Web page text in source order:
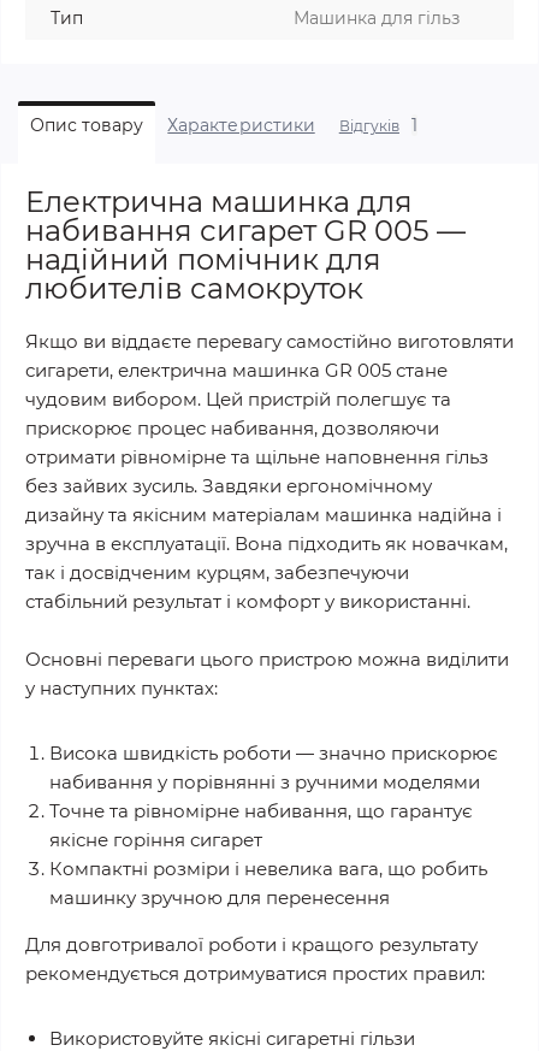
Тип
Машинка для гільз
Опис товару Характеристики Відгуків 1
Електрична машинка для
набивання сигарет GR 005 —
надійний помічник для
любителів самокруток
Якщо ви віддаєте перевагу самостійно виготовляти
сигарети, електрична машинка GR 005 стане
чудовим вибором. Цей пристрій полегшує та
прискорює процес набивання, дозволяючи
отримати рівномірне та щільне наповнення гільз
без зайвих зусиль. Завдяки ергономічному
дизайну та якісним матеріалам машинка надійна і
зручна в експлуатації. Вона підходить як новачкам,
так і досвідченим курцям, забезпечуючи
стабільний результат і комфорт у використанні.
Основні переваги цього пристрою можна виділити
у наступних пунктах:
Висока швидкість роботи — значно прискорює
набивання у порівнянні з ручними моделями
Точне та рівномірне набивання, що гарантує
якісне горіння сигарет
Компактні розміри і невелика вага, що робить
машинку зручною для перенесення
Для довготривалої роботи і кращого результату
рекомендується дотримуватися простих правил:
Використовуйте якісні сигаретні гільзи